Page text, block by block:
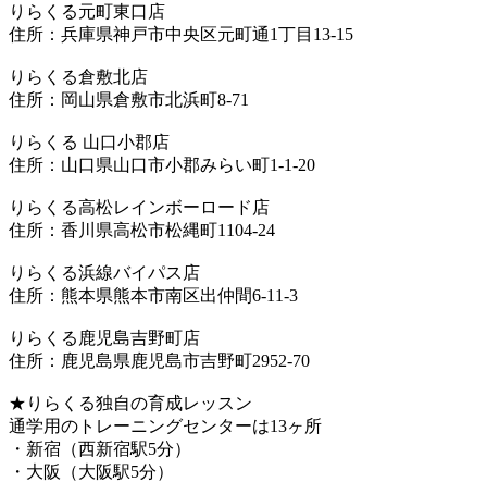
りらくる元町東口店
住所：兵庫県神戸市中央区元町通1丁目13-15
りらくる倉敷北店
住所：岡山県倉敷市北浜町8-71
りらくる 山口小郡店
住所：山口県山口市小郡みらい町1-1-20
りらくる高松レインボーロード店
住所：香川県高松市松縄町1104-24
りらくる浜線バイパス店
住所：熊本県熊本市南区出仲間6-11-3
りらくる鹿児島吉野町店
住所：鹿児島県鹿児島市吉野町2952-70
★りらくる独自の育成レッスン
通学用のトレーニングセンターは13ヶ所
・新宿（西新宿駅5分）
・大阪（大阪駅5分）